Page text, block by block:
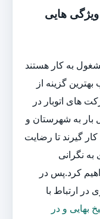
ویژگی هایی
به کار هستند
گزینه از
های اتوبار در
به شهرستان و
گیرند تا رضایت
به نگرانی
کرد.پس در
در ارتباط با
بهایی و در